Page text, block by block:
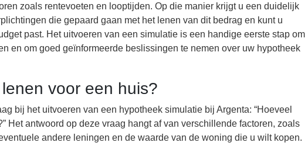
zoals rentevoeten en looptijden. Op die manier krijgt u een duidelijk
die gepaard gaan met het lenen van dit bedrag en kunt u
past. Het uitvoeren van een simulatie is een handige eerste stap om
en om goed geïnformeerde beslissingen te nemen over uw hypotheek
voor een huis?
bij het uitvoeren van een hypotheek simulatie bij Argenta: “Hoeveel
Het antwoord op deze vraag hangt af van verschillende factoren, zoals
andere leningen en de waarde van de woning die u wilt kopen.